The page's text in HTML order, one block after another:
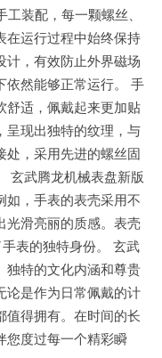
装配，每一颗螺丝、
在运行过程中始终保持
计，有效防止外界磁场
依然能够正常运行。 手
舒适，佩戴起来更加贴
呈现出独特的纹理，与
处，采用先进的螺丝固
玄武腾龙机械表盘新版
如，手表的表壳采用不
光滑亮丽的质感。表壳
表的独特身份。 玄武
独特的文化内涵和尊贵
论是作为日常佩戴的计
值得拥有。在时间的长
您度过每一个精彩瞬